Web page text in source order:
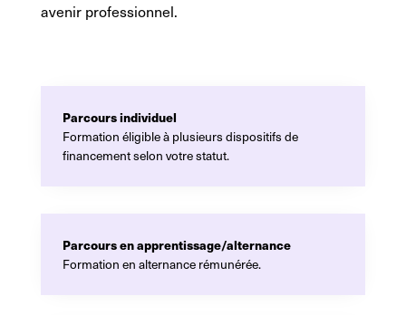
avenir professionnel.
Parcours individuel
Formation éligible à plusieurs dispositifs de
financement selon votre statut.
Parcours en apprentissage/alternance
Formation en alternance rémunérée.